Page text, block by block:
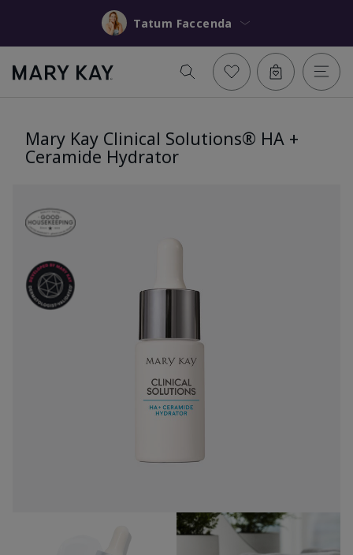
Tatum Faccenda
Mary Kay Clinical Solutions® HA +
Ceramide Hydrator